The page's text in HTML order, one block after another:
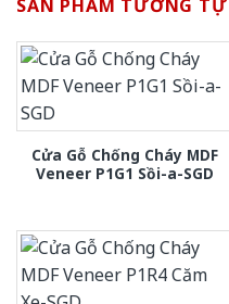
SẢN PHẨM TƯƠNG TỰ
Cửa Gỗ Chống Cháy MDF
Veneer P1G1 Sồi-a-SGD